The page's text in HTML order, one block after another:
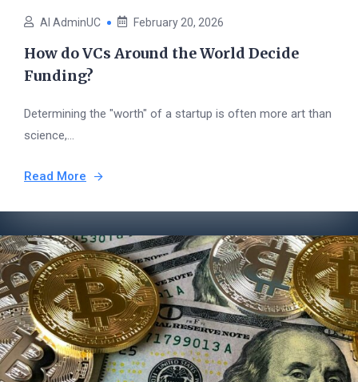
AI AdminUC February 20, 2026
How do VCs Around the World Decide
Funding?
Determining the "worth" of a startup is often more art than
science,...
Read More